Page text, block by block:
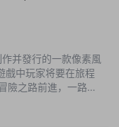
并發行的一款像素風
戲中玩家将要在旅程
險之路前進，一路上